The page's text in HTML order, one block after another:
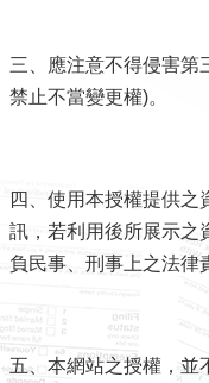
分
視
訊
房
三、應注意不得侵害第
禁止不當變更權)。
四、使用本授權提供之
訊，若利用後所展示之
負民事、刑事上之法律
五、本網站之授權，並